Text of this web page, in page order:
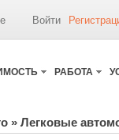
Войти
РАБОТА
» Легковые